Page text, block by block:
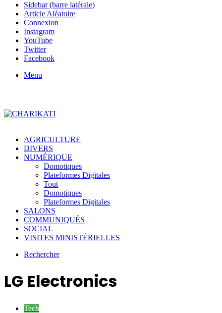
Sidebar (barre latérale)
Article Aléatoire
Connexion
Instagram
YouTube
Twitter
Facebook
Menu
AGRICULTURE
DIVERS
NUMÉRIQUE
Domotiques
Plateformes Digitales
Tout
Domotiques
Plateformes Digitales
SALONS
COMMUNIQUÉS
SOCIAL
VISITES MINISTÉRIELLES
Rechercher
LG Electronics
Tech